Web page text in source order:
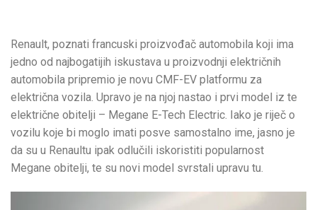
Renault, poznati francuski proizvođač automobila koji ima
jedno od najbogatijih iskustava u proizvodnji električnih
automobila pripremio je novu CMF-EV platformu za
električna vozila. Upravo je na njoj nastao i prvi model iz te
električne obitelji – Megane E-Tech Electric. Iako je riječ o
vozilu koje bi moglo imati posve samostalno ime, jasno je
da su u Renaultu ipak odlučili iskoristiti popularnost
Megane obitelji, te su novi model svrstali upravu tu.